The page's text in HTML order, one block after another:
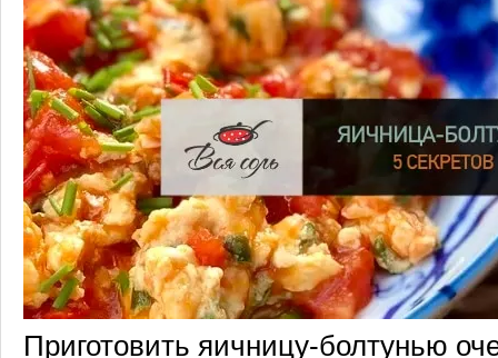
Приготовить яичницу-болтунью